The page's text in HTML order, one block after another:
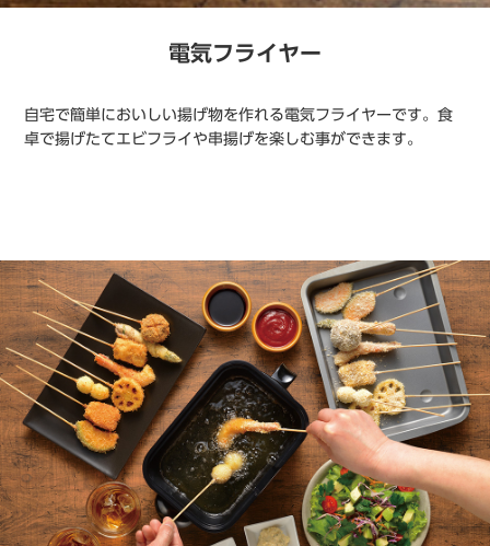
電気フライヤー
自宅で簡単においしい揚げ物を作れる電気フライヤーです。食
卓で揚げたてエビフライや串揚げを楽しむ事ができます。